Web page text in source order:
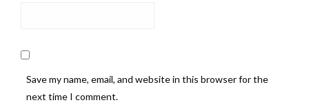
Save my name, email, and website in this browser for the
next time I comment.